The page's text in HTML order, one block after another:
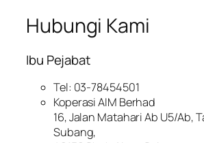
Hubungi Kami
Ibu Pejabat
Tel: 03-78454501
Koperasi AIM Berhad
16, Jalan Matahari Ab U5/Ab,
Subang,